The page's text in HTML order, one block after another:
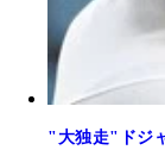
"大独走"ドジ